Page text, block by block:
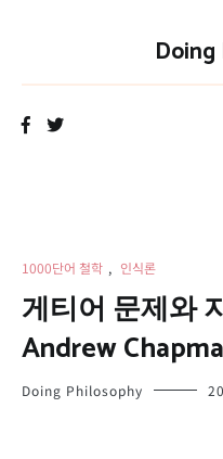
1000단어 철학 , 인식론
게티어 문제와
Andrew
Doing Philosophy